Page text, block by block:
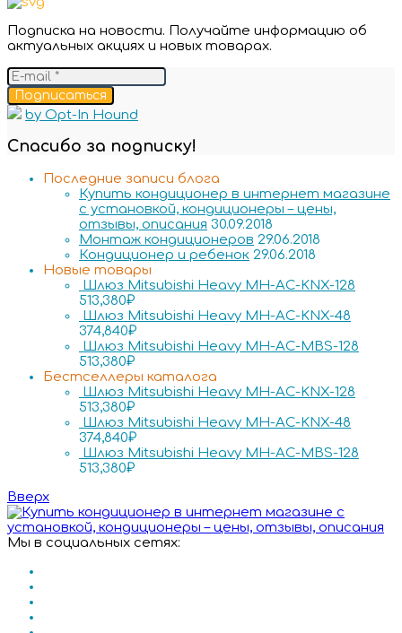
Подписка на новости. Получайте информацию об
актуальных акциях и новых товарах.
Подписаться
by Opt-In Hound
Спасибо за подписку!
Последние записи блога
Купить кондиционер в интернет магазине
с установкой, кондиционеры – цены,
отзывы, описания 30.09.2018
Монтаж кондиционеров 29.06.2018
Кондиционер и ребенок 29.06.2018
Новые товары
Шлюз Mitsubishi Heavy MH-AC-KNX-128
513,380₽
Шлюз Mitsubishi Heavy MH-AC-KNX-48
374,840₽
Шлюз Mitsubishi Heavy MH-AC-MBS-128
513,380₽
Бестселлеры каталога
Шлюз Mitsubishi Heavy MH-AC-KNX-128
513,380₽
Шлюз Mitsubishi Heavy MH-AC-KNX-48
374,840₽
Шлюз Mitsubishi Heavy MH-AC-MBS-128
513,380₽
Вверх
Мы в социальных сетях: